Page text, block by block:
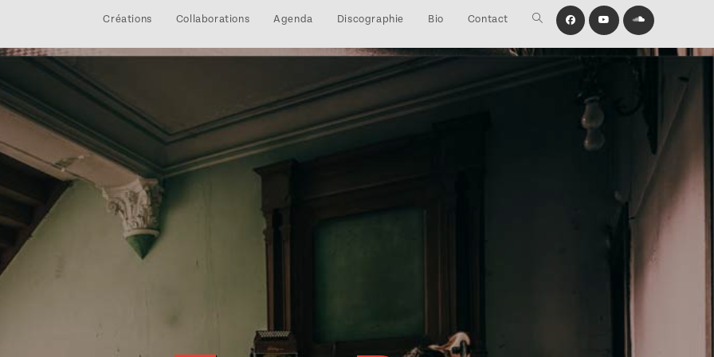
Créations Collaborations Agenda Discographie Bio Contact Toggle
website